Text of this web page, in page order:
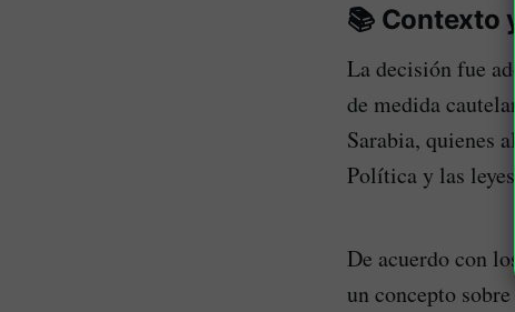
📚 Contexto
La decisión fue
de medida
Sarabia, quienes
Política y las
De acuerdo con
un concepto